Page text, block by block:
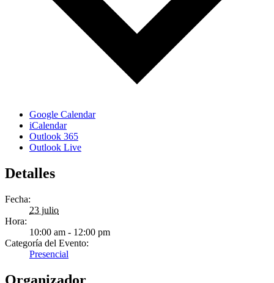
Google Calendar
iCalendar
Outlook 365
Outlook Live
Detalles
Fecha:
23 julio
Hora:
10:00 am - 12:00 pm
Categoría del Evento:
Presencial